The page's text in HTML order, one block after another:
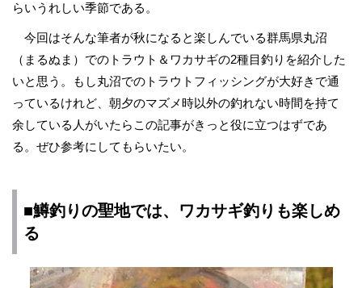
らいうれしい季節である。
今回はそんな筆者が秋になると楽しんでいる群馬県丸沼
（まるぬま）でのトラウト＆ワカサギの2種目釣りを紹介した
いと思う。もし丸沼でのトラウトフィッシングが大好きで通
っているけれど、朝夕のマズメ時以外の釣れない時間を持て
余している人がいたらこの記事がきっと役に立つはずであ
る。ぜひ参考にしてもらいたい。
■鱒釣りの聖地では、ワカサギ釣りも楽しめ
る